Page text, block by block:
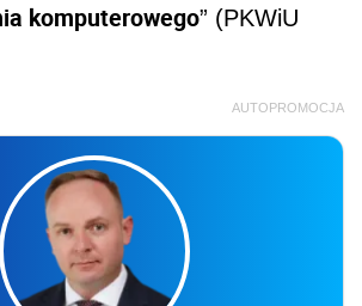
komputerowego” (PKWiU
AUTOPROMOCJA